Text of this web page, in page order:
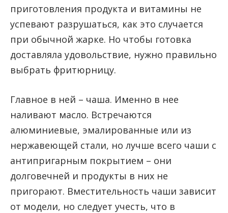
приготовления продукта и витамины не
успевают разрушаться, как это случается
при обычной жарке. Но чтобы готовка
доставляла удовольствие, нужно правильно
выбрать фритюрницу.
Главное в ней – чаша. Именно в нее
наливают масло. Встречаются
алюминиевые, эмалированные или из
нержавеющей стали, но лучше всего чаши с
антипригарным покрытием – они
долговечней и продукты в них не
пригорают. Вместительность чаши зависит
от модели, но следует учесть, что в